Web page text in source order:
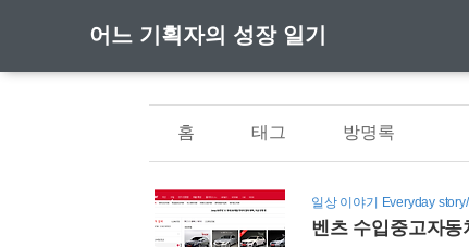
어느 기획자의 성장 일기
홈 태그 방명록
일상 이야기 Everyday
벤츠 수입중고자동